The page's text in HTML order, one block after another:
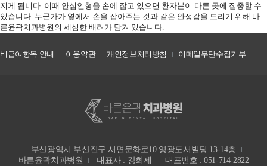
지게 됩니다. 이때 안심인형을 손에 잡고 있으면 환자분이 다른 곳에 집중할 수
있습니다. 누군가가 옆에서 손을 잡아주는 것과 같은 안정감을 드리기 위해 바
른윤곽치과병원의 세심한 배려가 담겨 있습니다.
비급여항목 안내 이용약관 개인정보처리방침 이메일무단수집거부
부산광역시 부산진구 서면문화로10 영광도서빌딩 13-14층
바른윤곽치과병원
대표자 : 강희제
대표번호 : 051-714-2822